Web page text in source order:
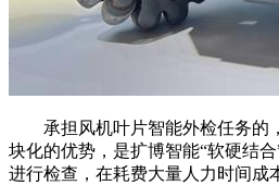
承担风机叶片智能外检任务的，
块化的优势，是扩博智能“软硬结
进行检查，在耗费大量人力时间成